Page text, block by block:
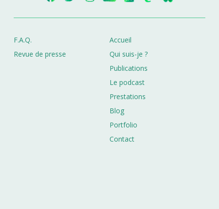
F.A.Q.
Revue de presse
Accueil
Qui suis-je ?
Publications
Le podcast
Prestations
Blog
Portfolio
Contact